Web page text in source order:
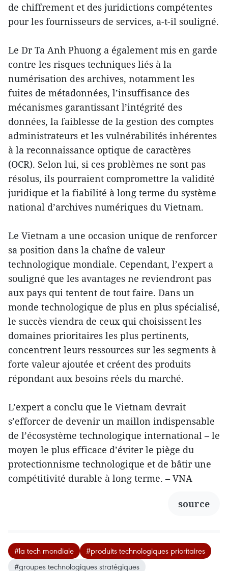
de chiffrement et des juridictions compétentes
pour les fournisseurs de services, a-t-il souligné.
Le Dr Ta Anh Phuong a également mis en garde
contre les risques techniques liés à la
numérisation des archives, notamment les
fuites de métadonnées, l’insuffisance des
mécanismes garantissant l’intégrité des
données, la faiblesse de la gestion des comptes
administrateurs et les vulnérabilités inhérentes
à la reconnaissance optique de caractères
(OCR). Selon lui, si ces problèmes ne sont pas
résolus, ils pourraient compromettre la validité
juridique et la fiabilité à long terme du système
national d’archives numériques du Vietnam.
Le Vietnam a une occasion unique de renforcer
sa position dans la chaîne de valeur
technologique mondiale. Cependant, l’expert a
souligné que les avantages ne reviendront pas
aux pays qui tentent de tout faire. Dans un
monde technologique de plus en plus spécialisé,
le succès viendra de ceux qui choisissent les
domaines prioritaires les plus pertinents,
concentrent leurs ressources sur les segments à
forte valeur ajoutée et créent des produits
répondant aux besoins réels du marché.
L’expert a conclu que le Vietnam devrait
s’efforcer de devenir un maillon indispensable
de l’écosystème technologique international – le
moyen le plus efficace d’éviter le piège du
protectionnisme technologique et de bâtir une
compétitivité durable à long terme. – VNA
source
#la tech mondiale
#produits technologiques prioritaires
#groupes technologiques stratégiques